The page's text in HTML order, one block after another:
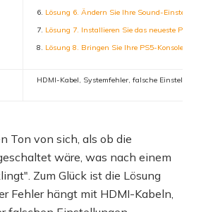
Lösung 6. Ändern Sie Ihre Sound-
Lösung 7. Installieren Sie das neueste PS5-
Lösung 8. Bringen Sie Ihre PS5-Konsole zur
HDMI-Kabel, Systemfehler, falsche
Ton von sich, als ob die
wäre, was nach einem
Zum Glück ist die Lösung
Fehler hängt mit HDMI-Kabeln,